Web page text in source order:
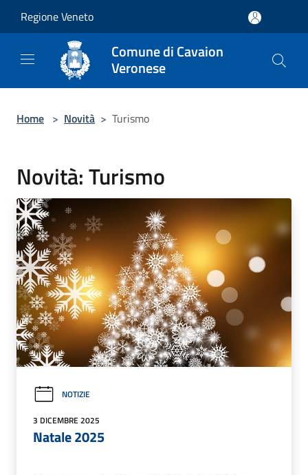
Regione Veneto
Comune di Cavaion
Veronese
Home > Novità > Turismo
Novità: Turismo
NOTIZIE
3 DICEMBRE 2025
Natale 2025